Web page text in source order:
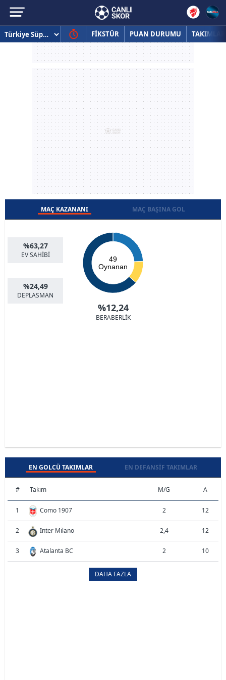
FİKSTÜR PUAN DURUMU TAKIMLAR
MAÇ KAZANANI MAÇ BAŞINA GOL
%63,27
EV SAHİBİ
%24,49
DEPLASMAN
49
Oynanan
%12,24
BERABERLİK
EN GOLCÜ TAKIMLAR EN DEFANSIF TAKIMLAR
# Takım M/G A
1 Como 1907 2 12
2 Inter Milano 2,4 12
3 Atalanta BC 2 10
DAHA FAZLA